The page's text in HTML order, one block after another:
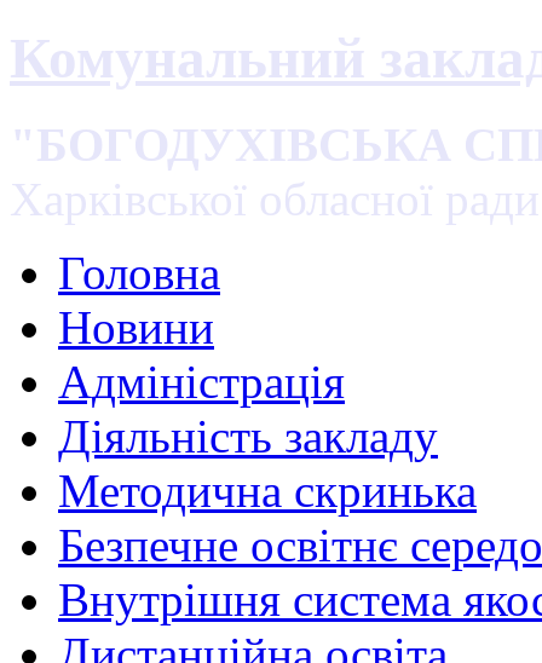
Комунальний
"БОГОДУХІВСЬКА
Харківської обласної ради
Головна
Новини
Адміністрація
Діяльність закладу
Методична скринька
Безпечне освітнє
Внутрішня система